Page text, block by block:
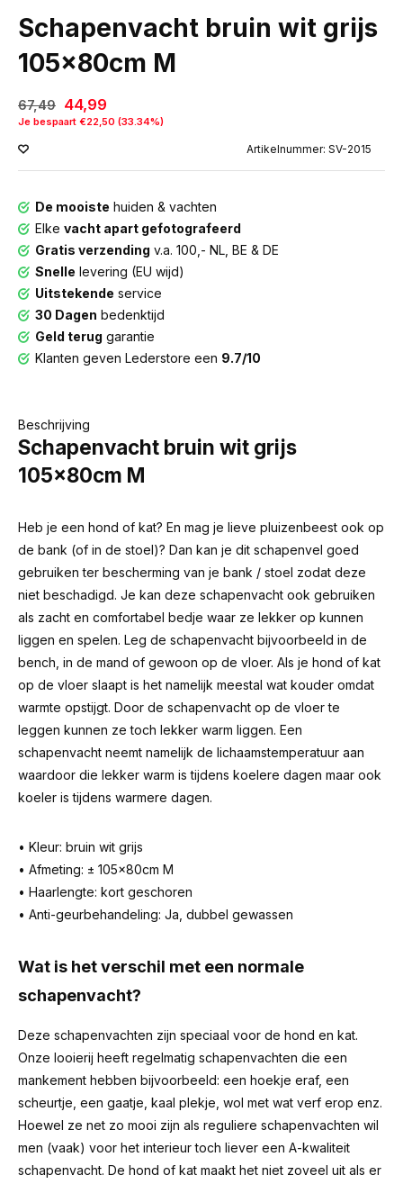
Schapenvacht bruin wit grijs
105x80cm M
67,49 44,99
Je bespaart €22,50 (33.34%)
Artikelnummer: SV-2015
De mooiste huiden & vachten
Elke vacht apart gefotografeerd
Gratis verzending v.a. 100,- NL, BE & DE
Snelle levering (EU wijd)
Uitstekende service
30 Dagen bedenktijd
Geld terug garantie
Klanten geven Lederstore een 9.7/10
Beschrijving
Schapenvacht bruin wit grijs
105x80cm M
Heb je een hond of kat? En mag je lieve pluizenbeest ook op
de bank (of in de stoel)? Dan kan je dit schapenvel goed
gebruiken ter bescherming van je bank / stoel zodat deze
niet beschadigd. Je kan deze schapenvacht ook gebruiken
als zacht en comfortabel bedje waar ze lekker op kunnen
liggen en spelen. Leg de schapenvacht bijvoorbeeld in de
bench, in de mand of gewoon op de vloer. Als je hond of kat
op de vloer slaapt is het namelijk meestal wat kouder omdat
warmte opstijgt. Door de schapenvacht op de vloer te
leggen kunnen ze toch lekker warm liggen. Een
schapenvacht neemt namelijk de lichaamstemperatuur aan
waardoor die lekker warm is tijdens koelere dagen maar ook
koeler is tijdens warmere dagen.
• Kleur: bruin wit grijs
• Afmeting: ± 105x80cm M
• Haarlengte: kort geschoren
• Anti-geurbehandeling: Ja, dubbel gewassen
Wat is het verschil met een normale
schapenvacht?
Deze schapenvachten zijn speciaal voor de hond en kat.
Onze looierij heeft regelmatig schapenvachten die een
mankement hebben bijvoorbeeld: een hoekje eraf, een
scheurtje, een gaatje, kaal plekje, wol met wat verf erop enz.
Hoewel ze net zo mooi zijn als reguliere schapenvachten wil
men (vaak) voor het interieur toch liever een A-kwaliteit
schapenvacht. De hond of kat maakt het niet zoveel uit als er